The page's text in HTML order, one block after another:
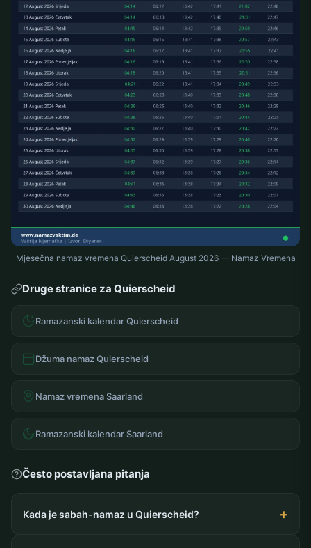
Mjesečna namaz vremena Quierscheid August 2026 — Namaz Vremena
Druge stranice za Quierscheid
Ramazanski kalendar Quierscheid
Džuma namaz Quierscheid
Namaz vremena Saarland
Ramazanski kalendar Saarland
Često postavljana pitanja
Kada je sabah-namaz u Quierscheid?